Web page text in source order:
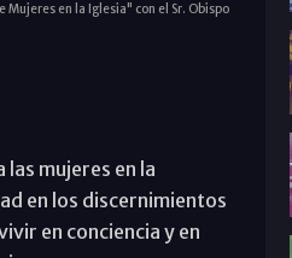
en la Iglesia" con el Sr. Obispo
mujeres en la
en los discernimientos
en conciencia y en